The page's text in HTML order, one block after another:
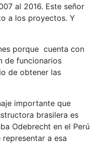
al 2016. Este señor
a los proyectos. Y
porque cuenta con
de funcionarios
de obtener las
importante que
brasilera es
Odebrecht en el Perú
a esa